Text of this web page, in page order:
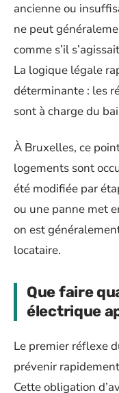
ancienne ou
ne peut
comme s’il
La logique légale
déterminante : les
sont à charge du
À Bruxelles, ce
logements sont
été modifiée par
ou une panne met
on est
locataire.
Que faire
électrique
Le premier réflexe
prévenir
Cette obligation